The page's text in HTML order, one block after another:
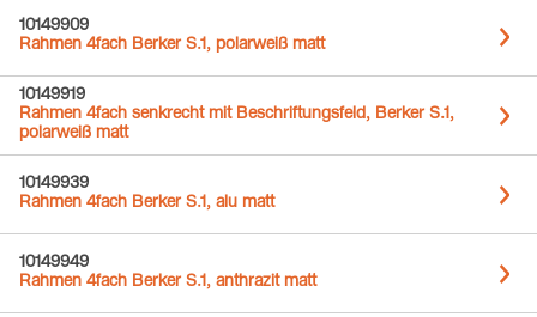
10149909
Rahmen 4fach Berker S.1, polarweiß matt
10149919
Rahmen 4fach senkrecht mit Beschriftungsfeld, Berker S.1,
polarweiß matt
10149939
Rahmen 4fach Berker S.1, alu matt
10149949
Rahmen 4fach Berker S.1, anthrazit matt